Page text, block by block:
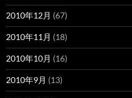
2010年12月 (67)
2010年11月 (18)
2010年10月 (16)
2010年9月 (13)